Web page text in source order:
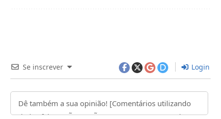
Se inscrever Login